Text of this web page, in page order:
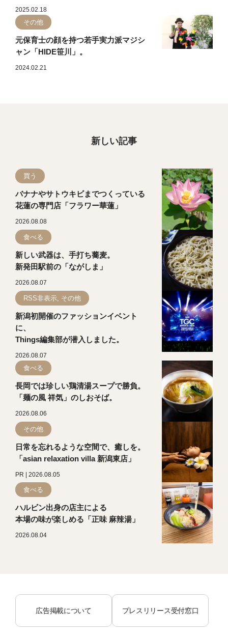
2025.02.18
その他
元保育士の顔を持つ若手実力派マジシ
ャン「HIDE笹川」。
2024.02.21
新しい記事
買う
バナナやサトウキビまでつくっている
花蓮の専門店「フラワー華蓮」
2026.08.08
食べる
新しい武器は、手打ち蕎麦。
新発田駅前の「ながしま」
2026.08.07
RSS非表示, その他
新潟初開催のファッションイベント
に、
Things編集部が潜入しました。
2026.08.07
食べる
長岡では珍しい鶏清湯スープで勝負。
「麺の風 祥気」のしおそば。
2026.08.06
その他
日常を忘れるような空間で、癒しを。
「asian relaxation villa 新潟東店」
PR | 2026.08.05
食べる
ハルビン出身の店主による
本場の味が楽しめる「正味 麻辣湯」
2026.08.04
広告掲載について プレスリリース受付窓口